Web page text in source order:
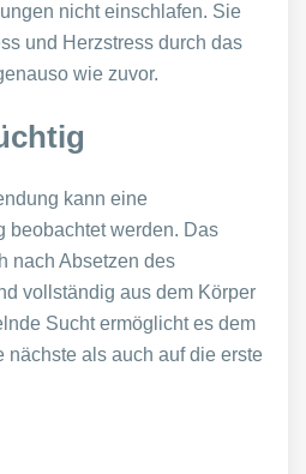
nicht einschlafen. Sie
und Herzstress durch das
wie zuvor.
kann eine
beobachtet werden. Das
nach Absetzen des
vollständig aus dem Körper
Sucht ermöglicht es dem
nächste als auch auf die erste